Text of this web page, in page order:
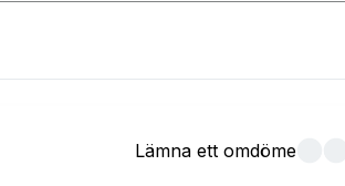
Lämna ett omdöme